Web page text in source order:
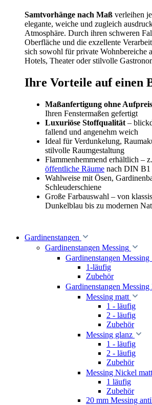
Samtvorhänge nach Maß verleihen
elegante, weiche und zugleich
Atmosphäre. Durch ihren schweren
Oberfläche und die exzellente
sich sowohl für private Wohnbereiche
Hotels, Theater oder stilvolle
Ihre Vorteile auf einen
Maßanfertigung ohne Aufpreis
Ihren Fenstermaßen gefertigt
Luxuriöse Stoffqualität –
fallend und angenehm weich
Ideal für Verdunkelung,
stilvolle Raumgestaltung
Flammenhemmend erhältlich –
öffentliche Räume nach DIN B1
Wahlweise mit Ösen,
Schleuderschiene
Große Farbauswahl – von
Dunkelblau bis zu modernen
Gardinenstangen
Gardinenstangen Messing
Gardinenstangen Messing
1-läufig
Zubehör
Gardinenstangen Messing
Messing matt
1 - läufig
2 - läufig
Zubehör
Messing glanz
1 - läufig
2 - läufig
Zubehör
Messing Nickel matt
1 läufig
Zubehör
20 mm Messing